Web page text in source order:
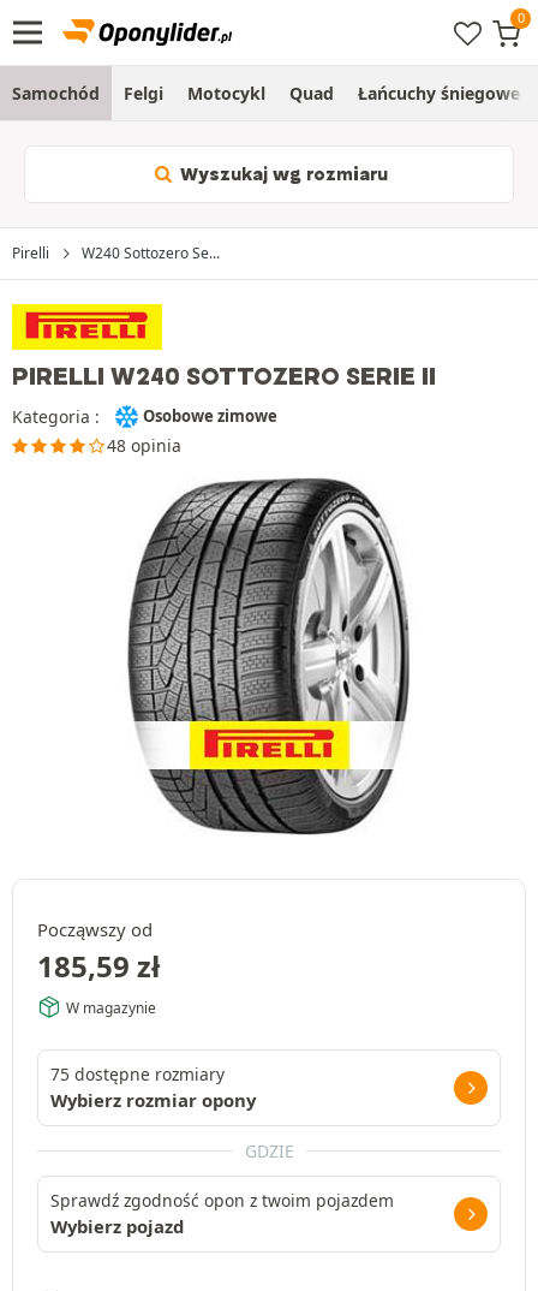
Samochód Felgi Motocykl Quad Łańcuchy śniegowe
Wyszukaj wg rozmiaru
Pirelli W240 Sottozero Se...
PIRELLI W240 SOTTOZERO SERIE II
Kategoria : Osobowe zimowe
48 opinia
Począwszy od
185,59 zł
W magazynie
75 dostępne rozmiary
Wybierz rozmiar opony
GDZIE
Sprawdź zgodność opon z twoim pojazdem
Wybierz pojazd